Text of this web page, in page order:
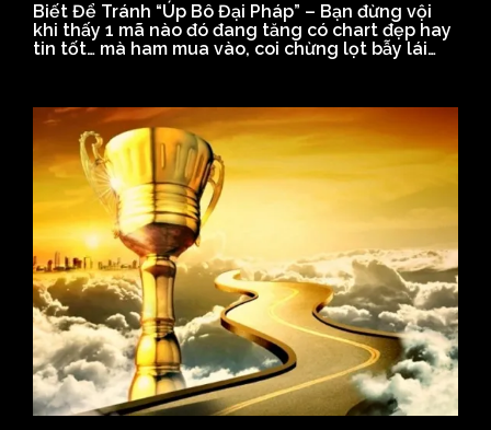
Biết Để Tránh “Úp Bô Đại Pháp” – Bạn đừng vội
khi thấy 1 mã nào đó đang tăng có chart đẹp hay
tin tốt… mà ham mua vào, coi chừng lọt bẫy lái…